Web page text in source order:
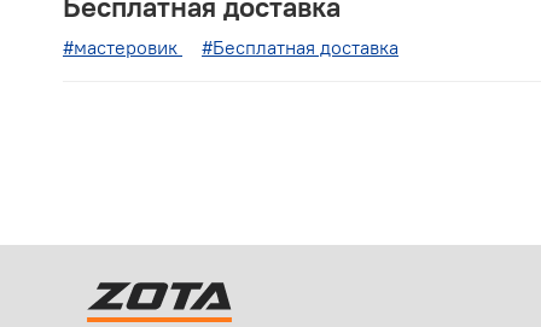
#мастеровик #Бесплатная доставка